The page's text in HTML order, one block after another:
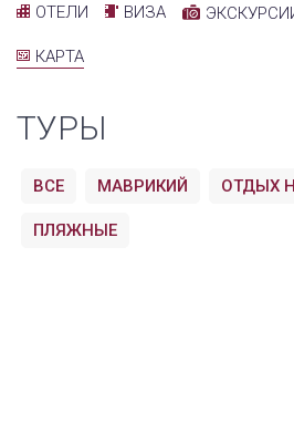
ОТЕЛИ
ВИЗА
КАРТА
ТУРЫ
ВСЕ МАВРИКИЙ ОТДЫХ
ПЛЯЖНЫЕ